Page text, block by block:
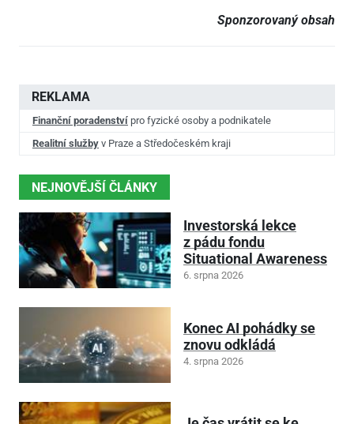
Sponzorovaný obsah
REKLAMA
Finanční poradenství pro fyzické osoby a podnikatele
Realitní služby v Praze a Středočeském kraji
NEJNOVĚJŠÍ ČLÁNKY
Investorská lekce
z pádu fondu
Situational Awareness
6. srpna 2026
Konec AI pohádky se
znovu odkládá
4. srpna 2026